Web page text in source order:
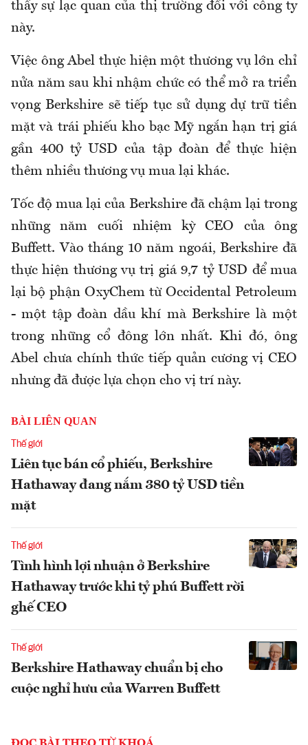
thấy sự lạc quan của thị trường đối với công ty
này.
Việc ông Abel thực hiện một thương vụ lớn chỉ
nửa năm sau khi nhậm chức có thể mở ra triển
vọng Berkshire sẽ tiếp tục sử dụng dự trữ tiền
mặt và trái phiếu kho bạc Mỹ ngắn hạn trị giá
gần 400 tỷ USD của tập đoàn để thực hiện
thêm nhiều thương vụ mua lại khác.
Tốc độ mua lại của Berkshire đã chậm lại trong
những năm cuối nhiệm kỳ CEO của ông
Buffett. Vào tháng 10 năm ngoái, Berkshire đã
thực hiện thương vụ trị giá 9,7 tỷ USD để mua
lại bộ phận OxyChem từ Occidental Petroleum
- một tập đoàn dầu khí mà Berkshire là một
trong những cổ đông lớn nhất. Khi đó, ông
Abel chưa chính thức tiếp quản cương vị CEO
nhưng đã được lựa chọn cho vị trí này.
BÀI LIÊN QUAN
Thế giới
Liên tục bán cổ phiếu, Berkshire
Hathaway đang nắm 380 tỷ USD tiền
mặt
Thế giới
Tình hình lợi nhuận ở Berkshire
Hathaway trước khi tỷ phú Buffett rời
ghế CEO
Thế giới
Berkshire Hathaway chuẩn bị cho
cuộc nghỉ hưu của Warren Buffett